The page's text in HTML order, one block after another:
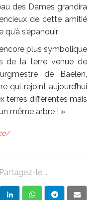
des Dames grandira
de cette amitié
s’épanouir.
plus symbolique
de la terre venue de
de Baelen,
qui rejoint aujourd’hui
terres différentes mais
même arbre ! »
le ...